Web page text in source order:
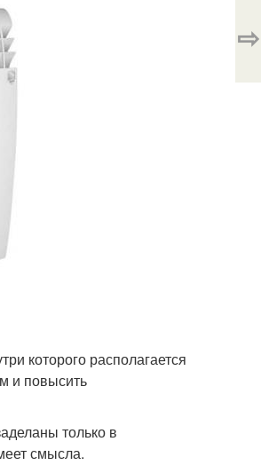
которого располагается
и повысить
только в
смысла.
⇨